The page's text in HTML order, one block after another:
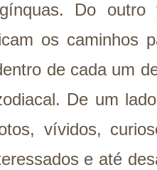
Do outro
os caminhos
de cada um
De um
vívidos,
e até